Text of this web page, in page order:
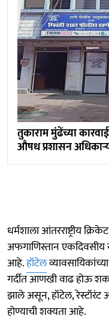
तुकाराम मुंढेंच्या
औषध प्रशासन
धर्मशाला आंतरराष्ट्रीय
अफगाणिस्तान एकदिवसीय
आहे.हॉटेल
गर्दीत आणखी वाढ होऊ
झाले असून, हॉटेल, रेस्टॉरंट
होण्याची शक्यता आहे.